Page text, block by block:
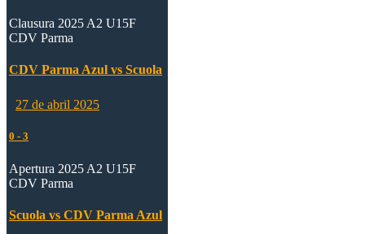
Clausura 2025 A2 U15F
CDV Parma
CDV Parma Azul vs Scuola
27 de abril 2025
0 - 3
Apertura 2025 A2 U15F
CDV Parma
Scuola vs CDV Parma Azul